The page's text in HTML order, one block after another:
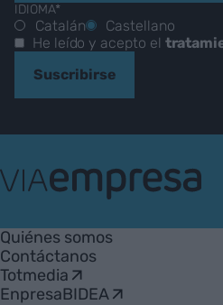
IDIOMA*
Catalán
Castellano
He leído y acepto el
Suscribirse
Empresa
Quiénes somos
Contáctanos
Totmedia
EnpresaBIDEA